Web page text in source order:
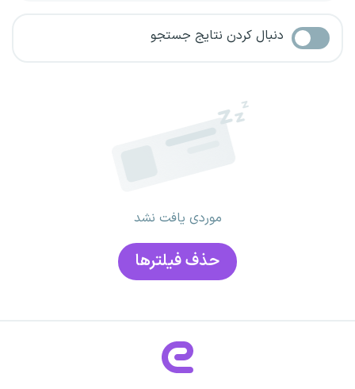
دنبال کردن نتایج جستجو
موردی یافت نشد
حذف فیلتر‌ها